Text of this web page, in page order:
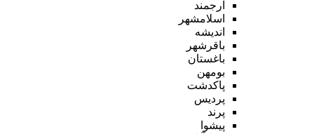
ارجمند
اسلامشهر
اندیشه
باقرشهر
باغستان
بومهن
پاکدشت
پردیس
پرند
پیشوا